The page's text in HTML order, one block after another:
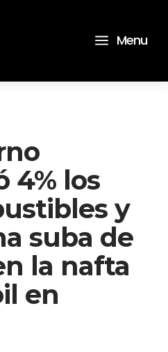
a Menu
4% los
y
suba de
la nafta
en